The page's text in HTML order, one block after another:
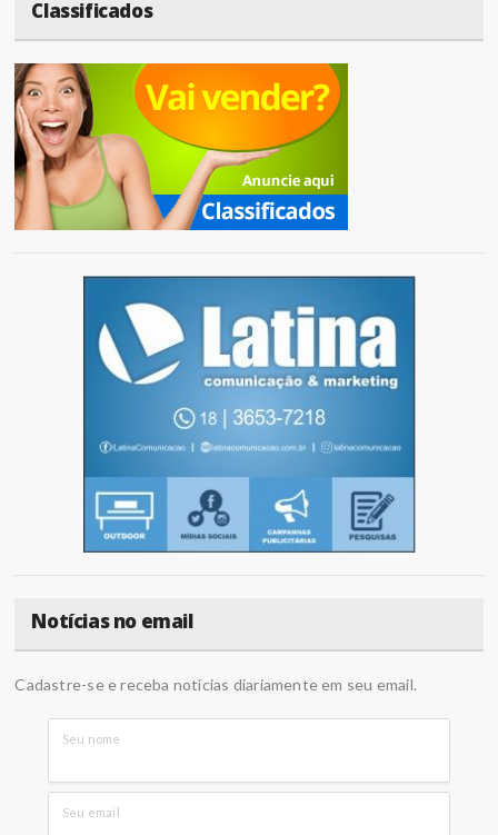
Classificados
Notícias no email
Cadastre-se e receba notícias diariamente em seu email.
Seu nome
Seu email